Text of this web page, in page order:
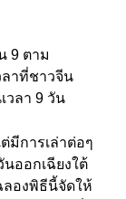
9 ตาม
ลาที่ชาวจีน
วลา 9 วัน
มีการเล่าต่อๆ
ออกเฉียงใต้
องพิธีนี้จัดให้